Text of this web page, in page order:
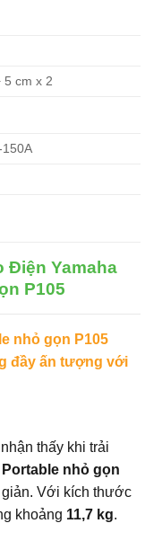
5 cm x 2
150A
Điện Yamaha
P105
nhỏ gọn P105
đầy ấn tượng với
thấy khi trải
nhỏ gọn
giản. Với kích thước
khoảng 11,7 kg.